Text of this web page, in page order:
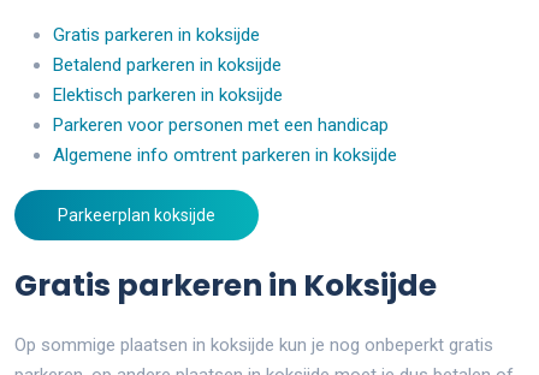
Gratis parkeren in koksijde
Betalend parkeren in koksijde
Elektisch parkeren in koksijde
Parkeren voor personen met een handicap
Algemene info omtrent parkeren in koksijde
Parkeerplan koksijde
Gratis parkeren in Koksijde
Op sommige plaatsen in koksijde kun je nog onbeperkt gratis